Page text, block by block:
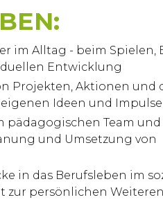
im Alltag - beim Spielen,
Entwicklung
Projekten, Aktionen und
Ideen und
pädagogischen Team und
und Umsetzung von
in das Berufsleben im
zur persönlichen